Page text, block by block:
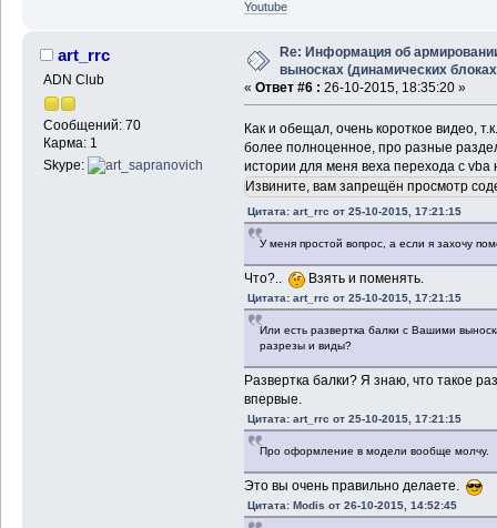
Youtube
art_rrc
ADN Club
Сообщений: 70
Карма: 1
Skype:
Re: Информация об
выносках (динамических
« Ответ #6 : 26-10-2015, 18:35:20 »
Как и обещал, очень короткое видео,
более полноценное, про разные
истории для меня веха перехода с vba
Извините, вам запрещён просмотр
Цитата: art_rrc от 25-10-2015, 17:21:15
У меня простой вопрос, а если я захочу
Что?.. Взять и поменять.
Цитата: art_rrc от 25-10-2015, 17:21:15
Или есть развертка балки с Вашими
разрезы и виды?
Развертка балки? Я знаю, что такое
впервые.
Цитата: art_rrc от 25-10-2015, 17:21:15
Про оформление в модели вообще молчу.
Это вы очень правильно делаете.
Цитата: Modis от 26-10-2015, 14:52:45